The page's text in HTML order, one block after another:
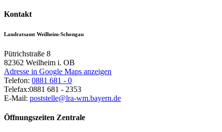
Kontakt
Landratsamt Weilheim-Schongau
Pütrichstraße 8
82362 Weilheim i. OB
Adresse in Google Maps anzeigen
Telefon: 0881 681 - 0
Telefax:0881 681 - 2353
E-Mail: poststelle@lra-wm.bayern.de
Öffnungszeiten Zentrale